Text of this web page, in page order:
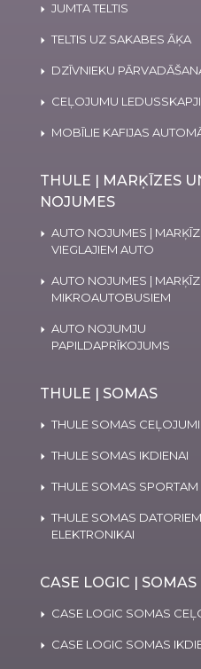
JUMTA TELTIS
TELTIS UZ SAKABES ĀĶA
DZĪVNIEKU
CEĻOJUMU LEDUSSKAPJI
MOBĪLIE KAFIJAS
THULE | MARĶĪZES
NOJUMES
AUTO NOJUMES |
VIEGLAJIEM AUTO
AUTO NOJUMES |
MIKROAUTOBUSIEM
AUTO NOJUMJU
PAPILDAPRĪKOJUMS
THULE | SOMAS
THULE SOMAS
THULE SOMAS IKDIENAI
THULE SOMAS SPORTAM
THULE SOMAS
ELEKTRONIKAI
CASE LOGIC | SOMAS
CASE LOGIC SOMAS
CASE LOGIC SOMAS